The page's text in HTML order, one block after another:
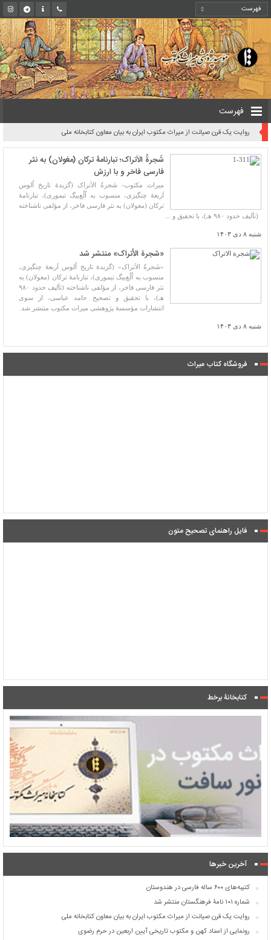
فهرست
روایت یک قرن صیانت از میراث مکتوب ایران به بیان معاون کتابخانه ملی
شَجرة‌ُ الاَتراک؛ تبارنامۀ ترکان (مغولان) به نثر
فارسی فاخر و با ارزش
میراث مکتوب- شَجرة‌ُ الاَتراک (گزیدۀ تاریخ اُلوس
اَربعۀ چنگیزی، منسوب به اُلُغ‌بیگ تیموری)، تبارنامۀ
ترکان (مغولان) به نثر فارسی فاخر، از مؤلفی ناشناخته
(تألیف حدود ۹۸۰ هـ)، با تحقیق و ...
شنبه ۸ دی ۱۴۰۳
«شجرة الأتراک» منتشر شد
«شَجرة‌ُ الاَتراک» (گزیدۀ تاریخ اُلوس اَربعۀ چنگیزی،
منسوب به اُلُغ‌بیگ تیموری)، تبارنامۀ ترکان (مغولان) به
نثر فارسی فاخر، از مؤلفی ناشناخته (تألیف حدود ۹۸۰
هـ)، با تحقیق و تصحیح حامد عباسی، از سوی
انتشارات مؤسسۀ پژوهشی میراث مکتوب منتشر شد.
شنبه ۸ دی ۱۴۰۳
فروشگاه کتاب میراث
فایل راهنمای تصحیح متون
کتابخانۀ برخط
آخرین خبرها
کتیبه‌های ۶۰۰ ساله فارسی در هندوستان
شماره ۱۰۱ نامۀ فرهنگستان منتشر شد
روایت یک قرن صیانت از میراث مکتوب ایران به بیان معاون کتابخانه ملی
رونمایی از اسناد کهن و مکتوب تاریخی آیین اربعین در حرم رضوی